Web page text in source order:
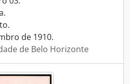
de 1910.
de Belo Horizonte